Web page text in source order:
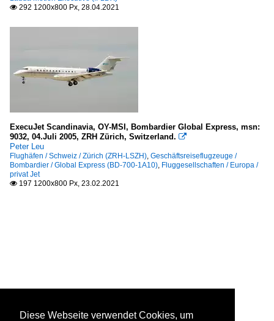
 292 1200x800 Px, 28.04.2021
ExecuJet Scandinavia, OY-MSI, Bombardier Global Express, msn:
9032, 04.Juli 2005, ZRH Zürich, Switzerland. 
Peter Leu
Flughäfen / Schweiz / Zürich (ZRH-LSZH), Geschäftsreiseflugzeuge /
Bombardier / Global Express (BD-700-1A10), Fluggesellschaften / Europa /
privat Jet
 197 1200x800 Px, 23.02.2021
Diese Webseite verwendet Cookies, um